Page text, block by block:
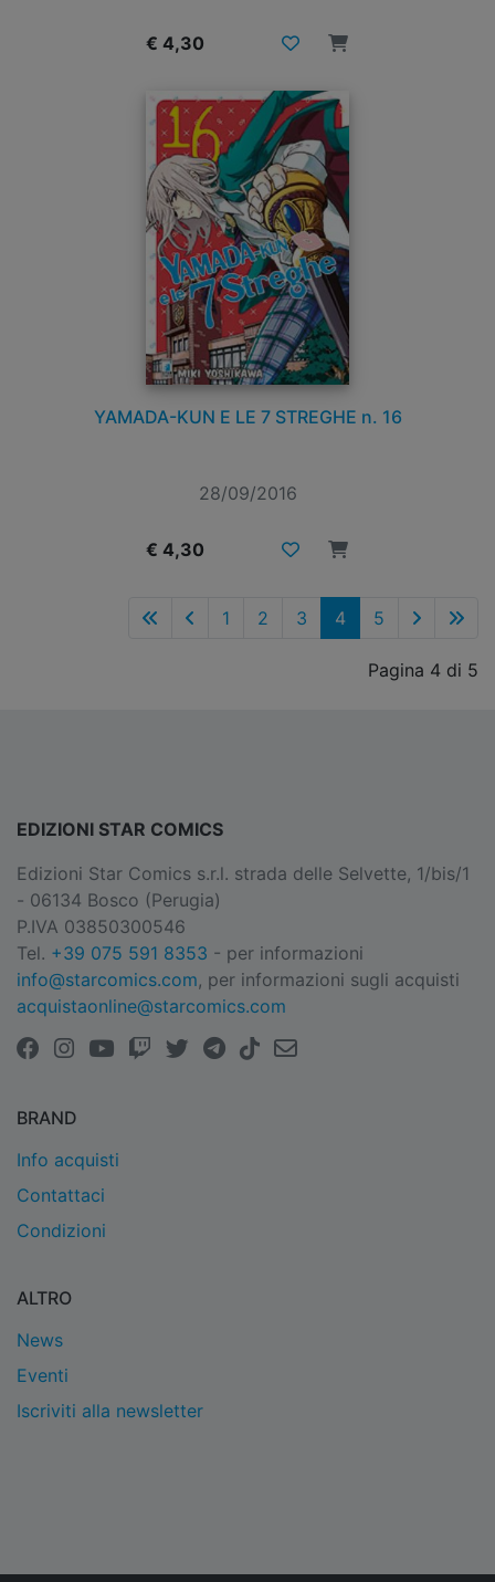
€ 4,30
YAMADA-KUN E LE 7 STREGHE n. 16
28/09/2016
€ 4,30
1 2 3 4 5
Pagina 4 di 5
EDIZIONI STAR COMICS
Edizioni Star Comics s.r.l. strada delle Selvette, 1/bis/1
- 06134 Bosco (Perugia)
P.IVA 03850300546
Tel. +39 075 591 8353 - per informazioni
info@starcomics.com, per informazioni sugli acquisti
acquistaonline@starcomics.com
BRAND
Info acquisti
Contattaci
Condizioni
ALTRO
News
Eventi
Iscriviti alla newsletter